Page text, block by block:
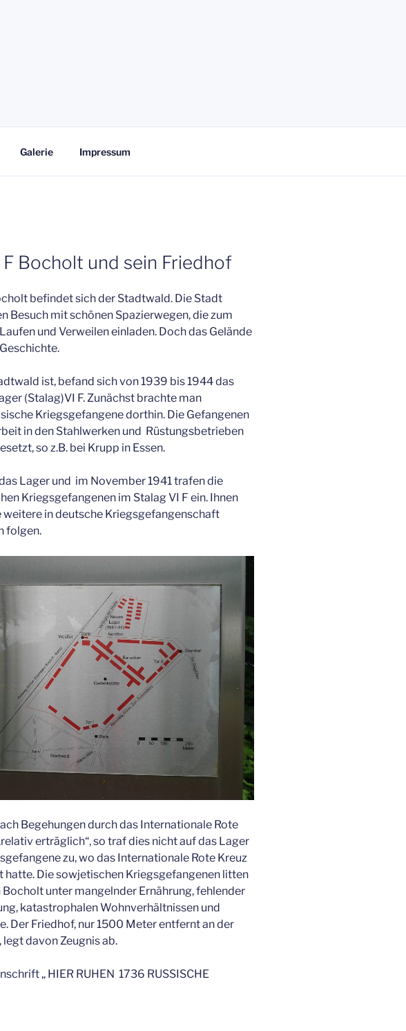
Galerie Impressum
F Bocholt und sein Friedhof
befindet sich der Stadtwald. Die Stadt
Besuch mit schönen Spazierwegen, die zum
und Verweilen einladen. Doch das Gelände
ist, befand sich von 1939 bis 1944 das
(Stalag)VI F. Zunächst brachte man
Kriegsgefangene dorthin. Die Gefangenen
in den Stahlwerken und Rüstungsbetrieben
so z.B. bei Krupp in Essen.
Lager und im November 1941 trafen die
Kriegsgefangenen im Stalag VI F ein. Ihnen
in deutsche Kriegsgefangenschaft
folgen.
Begehungen durch das Internationale Rote
erträglich“, so traf dies nicht auf das Lager
zu, wo das Internationale Rote Kreuz
hatte. Die sowjetischen Kriegsgefangenen litten
Bocholt unter mangelnder Ernährung, fehlender
katastrophalen Wohnverhältnissen und
Der Friedhof, nur 1500 Meter entfernt an der
davon Zeugnis ab.
„ HIER RUHEN 1736 RUSSISCHE